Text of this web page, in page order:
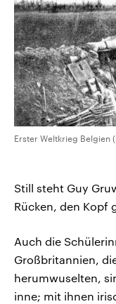
Erster Weltkrieg Belgien
Still steht Guy
Rücken, den Kopf
Auch die
Großbritannien,
herumwuselten,
inne; mit ihnen